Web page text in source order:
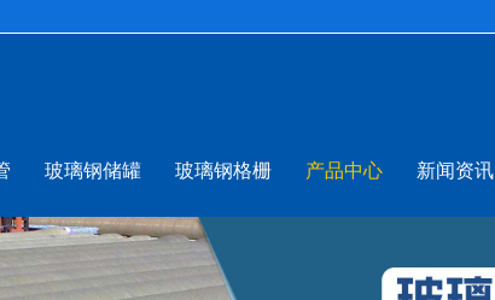
玻璃钢储罐 玻璃钢格栅 产品中心 新闻资讯